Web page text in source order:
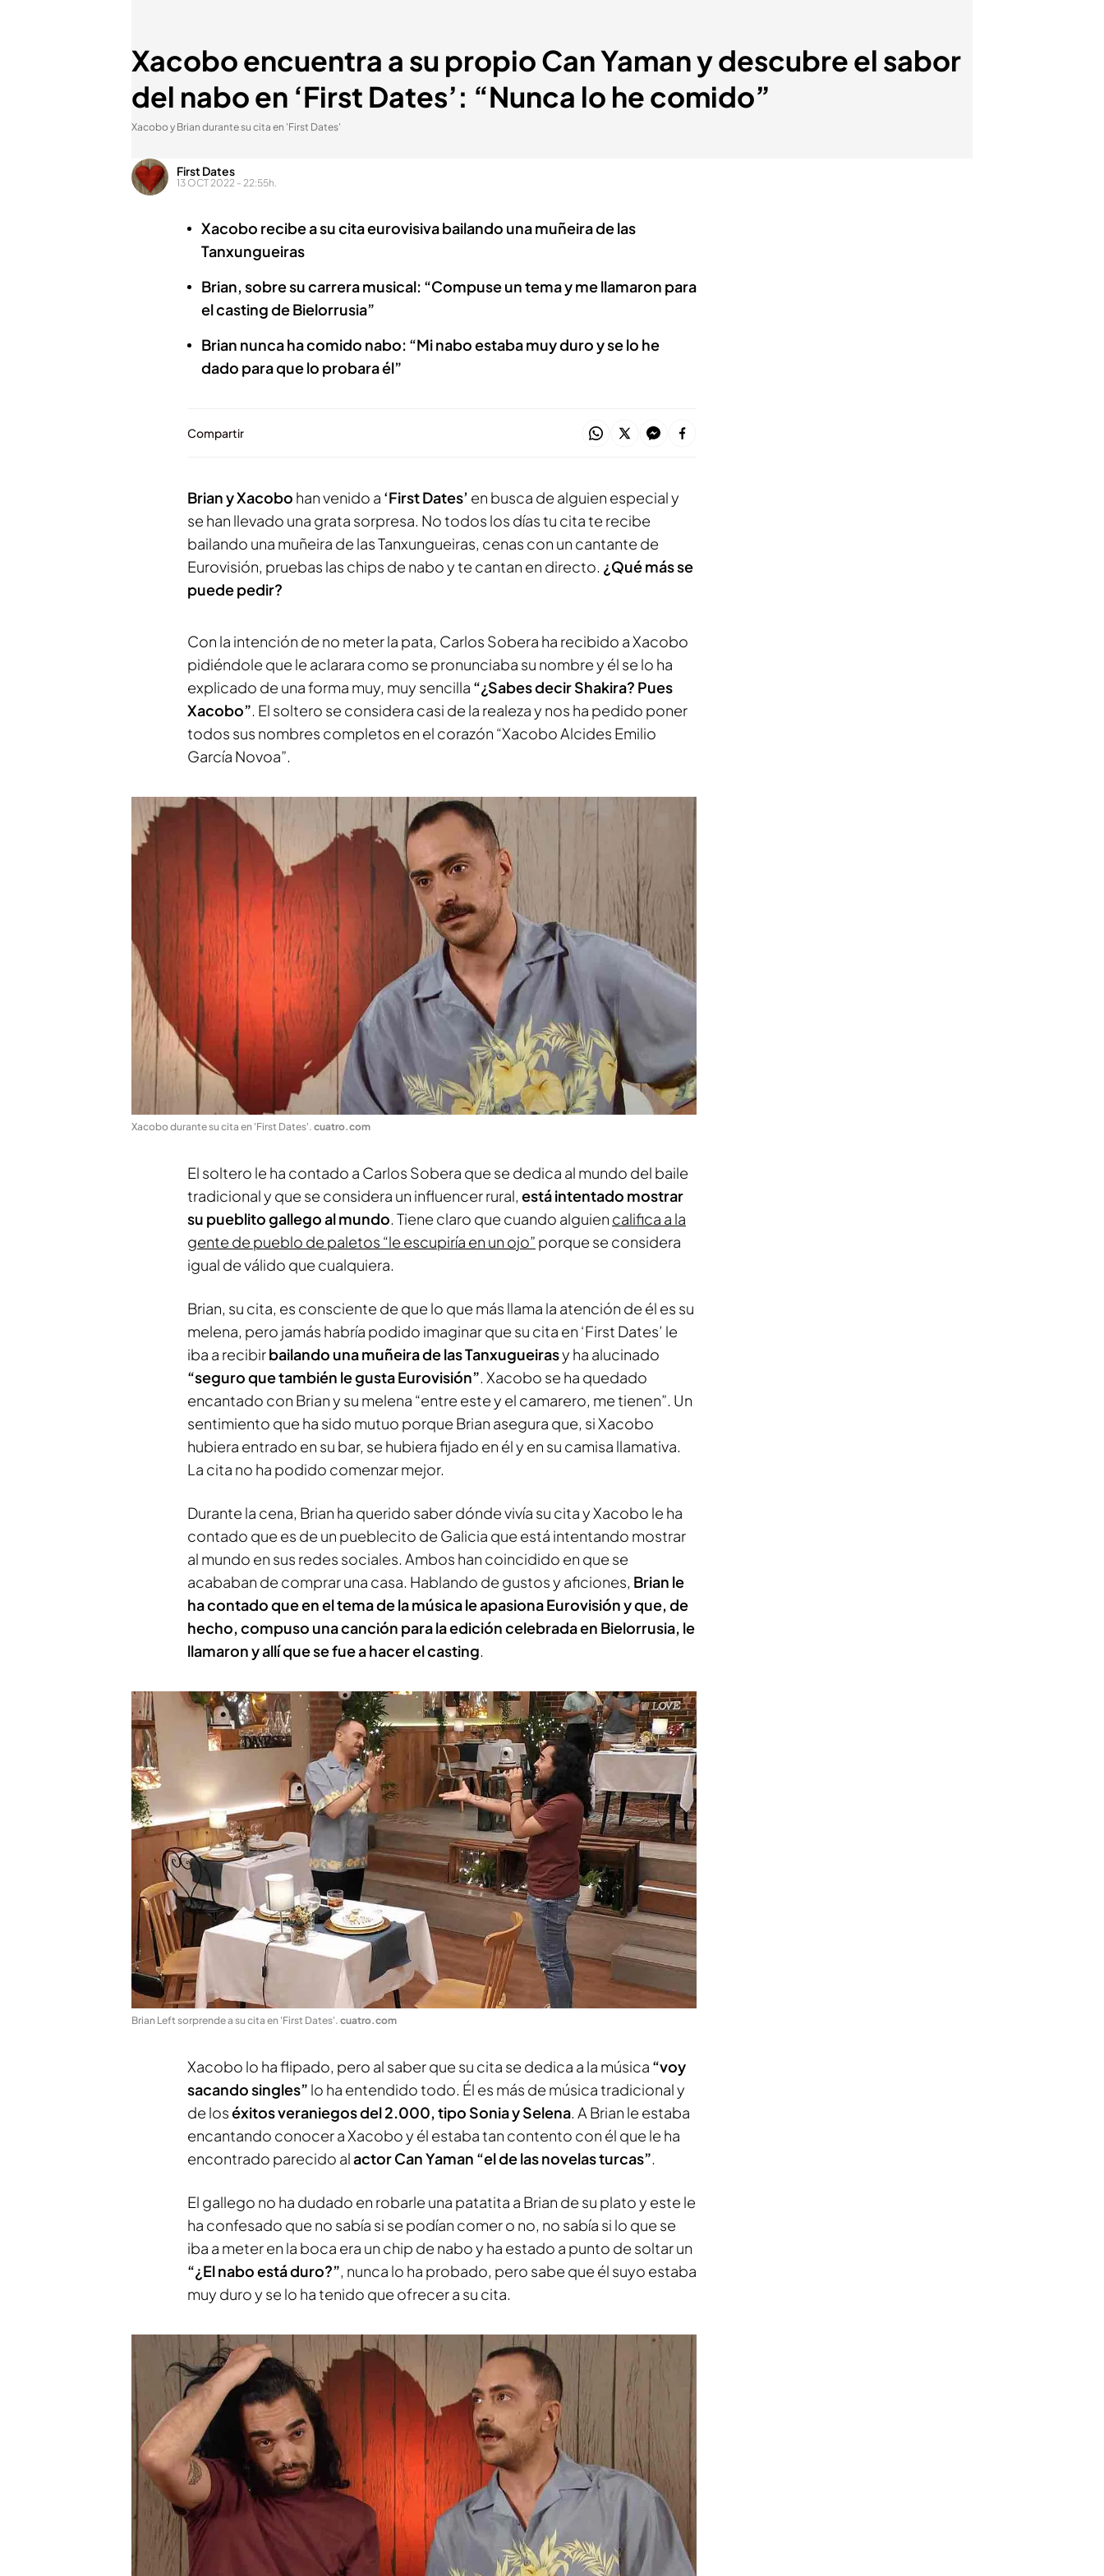
Xacobo encuentra a su propio Can Yaman y descubre el sabor
del nabo en ‘First Dates’: “Nunca lo he comido”
Xacobo y Brian durante su cita en 'First Dates'
First Dates
13 OCT 2022 - 22:55h.
Xacobo recibe a su cita eurovisiva bailando una muñeira de las
Tanxungueiras
Brian, sobre su carrera musical: “Compuse un tema y me llamaron para
el casting de Bielorrusia”
Brian nunca ha comido nabo: “Mi nabo estaba muy duro y se lo he
dado para que lo probara él”
Compartir
Brian y Xacobo han venido a ‘First Dates’ en busca de alguien especial y
se han llevado una grata sorpresa. No todos los días tu cita te recibe
bailando una muñeira de las Tanxungueiras, cenas con un cantante de
Eurovisión, pruebas las chips de nabo y te cantan en directo. ¿Qué más se
puede pedir?
Con la intención de no meter la pata, Carlos Sobera ha recibido a Xacobo
pidiéndole que le aclarara como se pronunciaba su nombre y él se lo ha
explicado de una forma muy, muy sencilla “¿Sabes decir Shakira? Pues
Xacobo”. El soltero se considera casi de la realeza y nos ha pedido poner
todos sus nombres completos en el corazón “Xacobo Alcides Emilio
García Novoa”.
Xacobo durante su cita en 'First Dates'. cuatro.com
El soltero le ha contado a Carlos Sobera que se dedica al mundo del baile
tradicional y que se considera un influencer rural, está intentado mostrar
su pueblito gallego al mundo. Tiene claro que cuando alguien califica a la
gente de pueblo de paletos “le escupiría en un ojo” porque se considera
igual de válido que cualquiera.
Brian, su cita, es consciente de que lo que más llama la atención de él es su
melena, pero jamás habría podido imaginar que su cita en ‘First Dates’ le
iba a recibirbailando una muñeira de las Tanxugueirasy ha alucinado
“seguro que también le gusta Eurovisión”. Xacobo se ha quedado
encantado con Brian y su melena “entre este y el camarero, me tienen”. Un
sentimiento que ha sido mutuo porque Brian asegura que, si Xacobo
hubiera entrado en su bar, se hubiera fijado en él y en su camisa llamativa.
La cita no ha podido comenzar mejor.
Durante la cena, Brian ha querido saber dónde vivía su cita y Xacobo le ha
contado que es de un pueblecito de Galicia que está intentando mostrar
al mundo en sus redes sociales. Ambos han coincidido en que se
acababan de comprar una casa. Hablando de gustos y aficiones, Brian le
ha contado que en el tema de la música le apasiona Eurovisión y que, de
hecho, compuso una canción para la edición celebrada en Bielorrusia, le
llamaron y allí que se fue a hacer el casting.
Brian Left sorprende a su cita en 'First Dates'. cuatro.com
Xacobo lo ha flipado, pero al saber que su cita se dedica a la música “voy
sacando singles” lo ha entendido todo. Él es más de música tradicional y
de loséxitos veraniegos del 2.000, tipo Sonia y Selena. A Brian le estaba
encantando conocer a Xacobo y él estaba tan contento con él que le ha
encontrado parecido alactor Can Yaman “el de las novelas turcas”.
El gallego no ha dudado en robarle una patatita a Brian de su plato y este le
ha confesado que no sabía si se podían comer o no, no sabía si lo que se
iba a meter en la boca era un chip de nabo y ha estado a punto de soltar un
“¿El nabo está duro?”, nunca lo ha probado, pero sabe que él suyo estaba
muy duro y se lo ha tenido que ofrecer a su cita.